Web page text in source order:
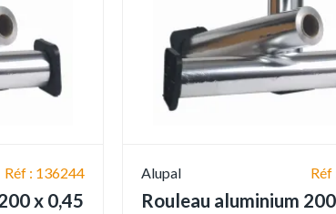
Réf : 136244
x 0,45
Alupal
Rouleau aluminium